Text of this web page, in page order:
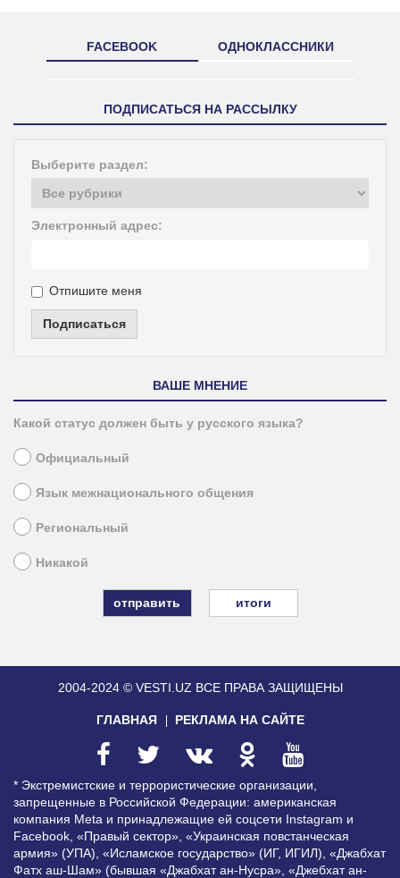
FACEBOOK ОДНОКЛАССНИКИ
ПОДПИСАТЬСЯ НА РАССЫЛКУ
Выберите раздел:
Электронный адрес:
Отпишите меня
Подписаться
ВАШЕ МНЕНИЕ
Какой статус должен быть у русского языка?
Официальный
Язык межнационального общения
Региональный
Никакой
итоги
2004-2024 © VESTI.UZ ВСЕ ПРАВА ЗАЩИЩЕНЫ
ГЛАВНАЯ РЕКЛАМА НА САЙТЕ
* Экстремистские и террористические организации,
запрещенные в Российской Федерации: американская
компания Meta и принадлежащие ей соцсети Instagram и
Facebook, «Правый сектор», «Украинская повстанческая
армия» (УПА), «Исламское государство» (ИГ, ИГИЛ), «Джабхат
Фатх аш-Шам» (бывшая «Джабхат ан-Нусра», «Джебхат ан-